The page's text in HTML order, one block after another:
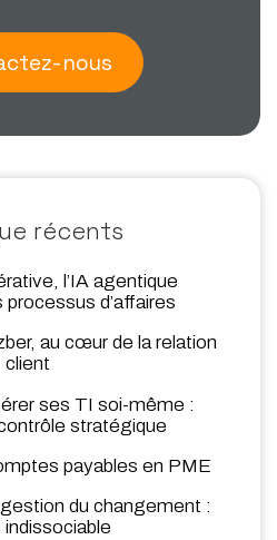
nous
récents
l’IA agentique
d’affaires
au cœur de la relation
client
ses TI soi-même :
stratégique
payables en PME
du changement :
indissociable